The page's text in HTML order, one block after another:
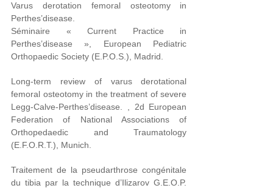
Varus derotation femoral osteotomy in
Perthes’disease.
Séminaire « Current Practice in
Perthes’disease », European Pediatric
Orthopaedic Society (E.P.O.S.), Madrid.
Long-term review of varus derotational
femoral osteotomy in the treatment of severe
Legg-Calve-Perthes’disease. , 2d European
Federation of National Associations of
Orthopedaedic and Traumatology
(E.F.O.R.T.), Munich.
Traitement de la pseudarthrose congénitale
du tibia par la technique d’Ilizarov G.E.O.P.